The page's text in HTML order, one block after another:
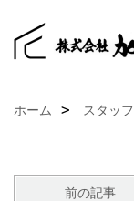
ホーム スタッ
前の記事